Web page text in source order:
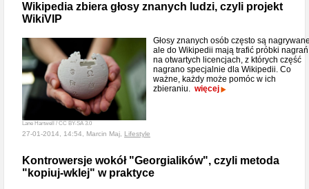
Wikipedia zbiera głosy znanych ludzi, czyli projekt
WikiVIP
Lane Hartwell / CC BY-SA 3.0
Głosy znanych osób często są
ale do Wikipedii mają trafić próbki nagrań
na otwartych licencjach, z których część
nagrano specjalnie dla Wikipedii. Co
ważne, każdy może pomóc w ich
zbieraniu. więcej
27-01-2014, 14:54, Marcin Maj, Lifestyle
Kontrowersje wokół "Georgialików", czyli metoda
"kopiuj-wklej" w praktyce